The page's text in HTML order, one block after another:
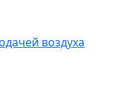
воздуха